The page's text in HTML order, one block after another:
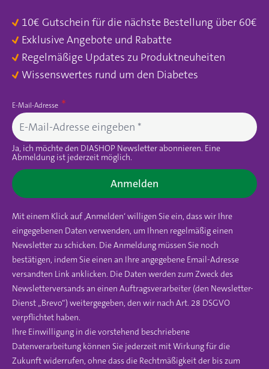
10€ Gutschein für die nächste Bestellung über 60€
Exklusive Angebote und Rabatte
Regelmäßige Updates zu Produktneuheiten
Wissenswertes rund um den Diabetes
E-Mail-Adresse
Ja, ich möchte den DIASHOP Newsletter abonnieren. Eine
Abmeldung ist jederzeit möglich.
Anmelden
Mit einem Klick auf ‚Anmelden‘ willigen Sie ein, dass wir Ihre
eingegebenen Daten verwenden, um Ihnen regelmäßig einen
Newsletter zu schicken. Die Anmeldung müssen Sie noch
bestätigen, indem Sie einen an Ihre angegebene Email-Adresse
versandten Link anklicken. Die Daten werden zum Zweck des
Newsletterversands an einen Auftragsverarbeiter (den Newsletter-
Dienst „Brevo“) weitergegeben, den wir nach Art. 28 DSGVO
verpflichtet haben.
Ihre Einwilligung in die vorstehend beschriebene
Datenverarbeitung können Sie jederzeit mit Wirkung für die
Zukunft widerrufen, ohne dass die Rechtmäßigkeit der bis zum